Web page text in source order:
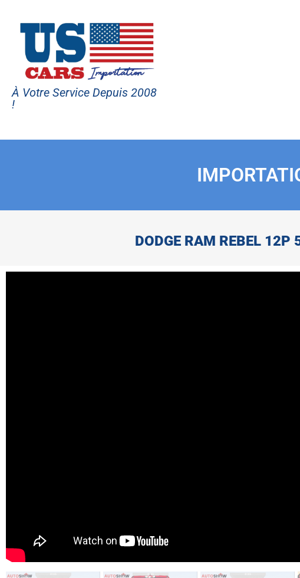
À Votre Service Depuis 2008
!
DODGE RAM REBEL